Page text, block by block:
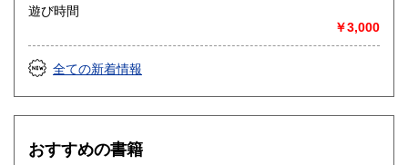
遊び時間
￥3,000
全ての新着情報
おすすめの書籍